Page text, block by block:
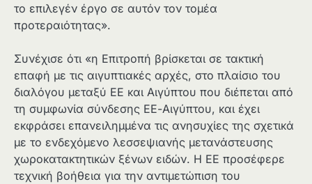
το επιλεγέν έργο σε αυτόν τον τομέα
προτεραιότητας».
Συνέχισε ότι «η Επιτροπή βρίσκεται σε τακτική
επαφή με τις αιγυπτιακές αρχές, στο πλαίσιο του
διαλόγου μεταξύ ΕΕ και Αιγύπτου που διέπεται από
τη συμφωνία σύνδεσης ΕΕ-Αιγύπτου, και έχει
εκφράσει επανειλημμένα τις ανησυχίες της σχετικά
με το ενδεχόμενο λεσσεψιανής μετανάστευσης
χωροκατακτητικών ξένων ειδών. Η ΕΕ προσέφερε
τεχνική βοήθεια για την αντιμετώπιση του